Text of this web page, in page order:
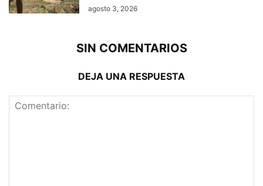
agosto 3, 2026
SIN COMENTARIOS
DEJA UNA RESPUESTA